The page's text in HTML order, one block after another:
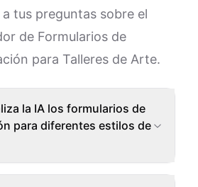
a tus preguntas sobre el
de Formularios de
para Talleres de Arte.
la IA los formularios de
para diferentes estilos de